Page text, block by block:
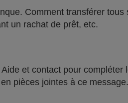
Comment transférer
un rachat de prêt, etc.
et contact pour
pièces jointes à ce message.